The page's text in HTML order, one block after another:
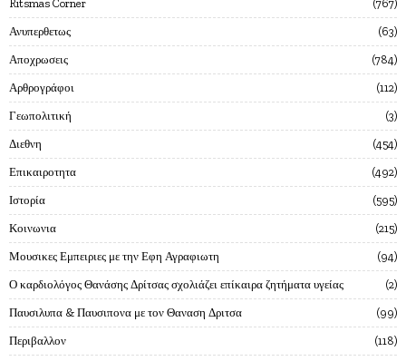
Ritsmas Corner 767
Ανυπερθετως 63
Αποχρωσεις 784
Αρθρογράφοι 112
Γεωπολιτική 3
Διεθνη 454
Επικαιροτητα 492
Ιστορία 595
Κοινωνια 215
Μουσικες Εμπειριες με την Εφη Αγραφιωτη 94
Ο καρδιολόγος Θανάσης Δρίτσας σχολιάζει επίκαιρα ζητήματα υγείας 2
Παυσιλυπα & Παυσιπονα με τον Θαναση Δριτσα 99
Περιβαλλον 118